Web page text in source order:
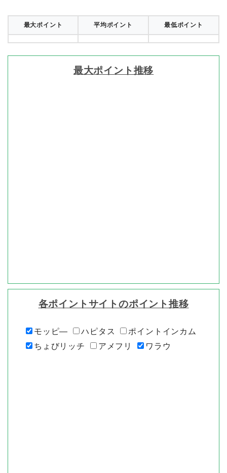
最大ポイント 平均ポイント 最低ポイント
最大ポイント推移
各ポイントサイトのポイント推移
モッピ― ハピタス
ポイントインカム
ちょびリッチ
アメフリ ワラウ